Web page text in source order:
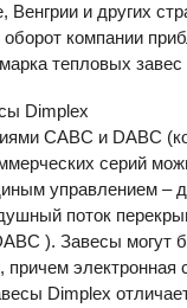
Венгрии и других
оборот компании
тепловых
Dimplex
CABC и DABC
серий
управлением –
поток
). Завесы могут
электронная
Dimplex